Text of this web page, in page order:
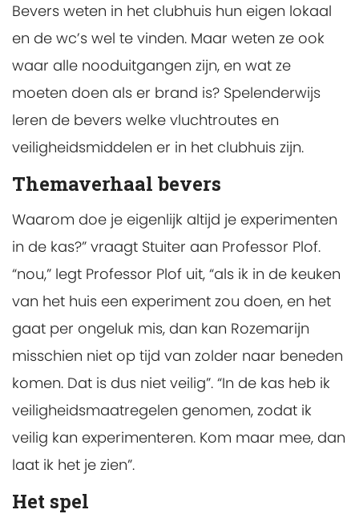
Bevers weten in het clubhuis hun eigen lokaal
en de wc’s wel te vinden. Maar weten ze ook
waar alle nooduitgangen zijn, en wat ze
moeten doen als er brand is? Spelenderwijs
leren de bevers welke vluchtroutes en
veiligheidsmiddelen er in het clubhuis zijn.
Themaverhaal bevers
Waarom doe je eigenlijk altijd je experimenten
in de kas?” vraagt Stuiter aan Professor Plof.
“nou,” legt Professor Plof uit, “als ik in de keuken
van het huis een experiment zou doen, en het
gaat per ongeluk mis, dan kan Rozemarijn
misschien niet op tijd van zolder naar beneden
komen. Dat is dus niet veilig”. “In de kas heb ik
veiligheidsmaatregelen genomen, zodat ik
veilig kan experimenteren. Kom maar mee, dan
laat ik het je zien”.
Het spel